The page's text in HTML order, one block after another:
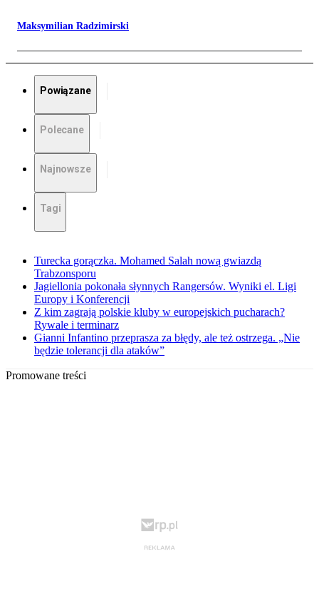
Maksymilian Radzimirski
Powiązane
Polecane
Najnowsze
Tagi
Turecka gorączka. Mohamed Salah nową gwiazdą
Trabzonsporu
Jagiellonia pokonała słynnych Rangersów. Wyniki el. Ligi
Europy i Konferencji
Z kim zagrają polskie kluby w europejskich pucharach?
Rywale i terminarz
Gianni Infantino przeprasza za błędy, ale też ostrzega. „Nie
będzie tolerancji dla ataków”
Promowane treści